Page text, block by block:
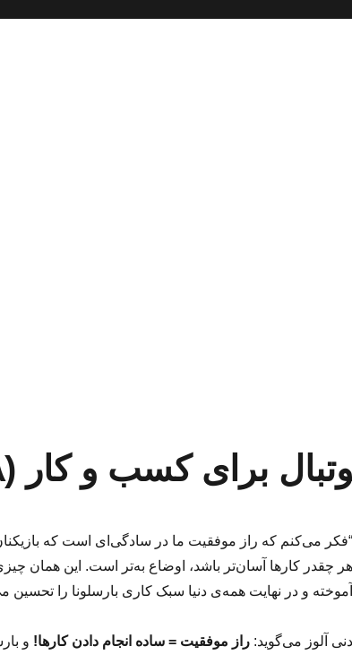
برای کسب و کار (۴۸)
“فکر می‌کنم که راز موفقیت ما در سادگی‌ای است که
هر چقدر کارها آسان‌تر باشد، اوضاع به‌تر است. این همان
آموخته و در نهایت همه‌ی دنیا سبک کاری بارسلونا را تحسین
دنی آلوز می‌گوید: راز موفقیت = ساده انجام دادن کارها! و